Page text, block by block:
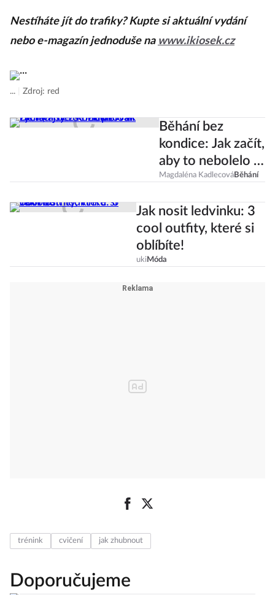
Nestíháte jít do trafiky? Kupte si aktuální vydání
nebo e-magazín jednoduše na www.ikiosek.cz
... Zdroj: red
Běhání bez
kondice: Jak začít,
aby to nebolelo a
rychle jste se
Magdaléna KadlecováBěhání
Jak nosit ledvinku: 3
cool outfity, které si
oblíbíte!
uki Móda
trénink cvičení jak zhubnout
Doporučujeme